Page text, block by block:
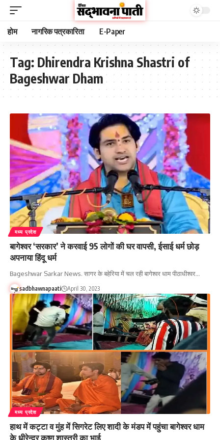
होम नागरिक पत्रकारिता E-Paper
Tag: Dhirendra Krishna Shastri of
Bageshwar Dham
मध्य प्रदेश
बागेश्वर ‘सरकार’ ने करवाई 95 लोगों की घर वापसी, ईसाई धर्म छोड़
अपनाया हिंदू धर्म
Bageshwar Sarkar News. सागर के बहेरिया में चल रही बागेश्वर धाम पीठाधीश्वर…
sadbhawnapaati April 30, 2023
मध्य प्रदेश
हाथ में कट्टा व मुंह में सिगरेट लिए शादी के मंडप में पहुंचा बागेश्वर धाम
के धीरेन्द्र कृष्ण शास्त्री का भाई